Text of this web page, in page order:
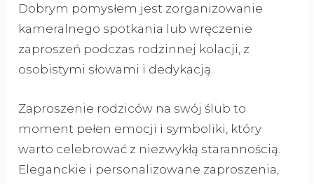
Dobrym pomysłem jest zorganizowanie
kameralnego spotkania lub wręczenie
zaproszeń podczas rodzinnej kolacji, z
osobistymi słowami i dedykacją.
Zaproszenie rodziców na swój ślub to
moment pełen emocji i symboliki, który
warto celebrować z niezwykłą starannością.
Eleganckie i personalizowane zaproszenia,